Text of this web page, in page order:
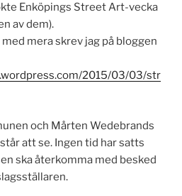
Enköpings Street Art-vecka
av dem).
mera skrev jag på bloggen
2015/03/03/str
och Mårten Wedebrands
att se. Ingen tid har satts
ska återkomma med besked